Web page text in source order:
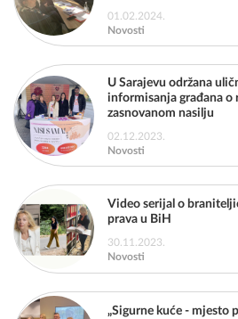
01.02.2024.
Novosti
02.12.2023.
Novosti
U Sarajevu održana
informisanja građana o
zasnovanom nasilju
30.11.2023.
Novosti
Video serijal o
prava u BiH
„Sigurne kuće - mjesto